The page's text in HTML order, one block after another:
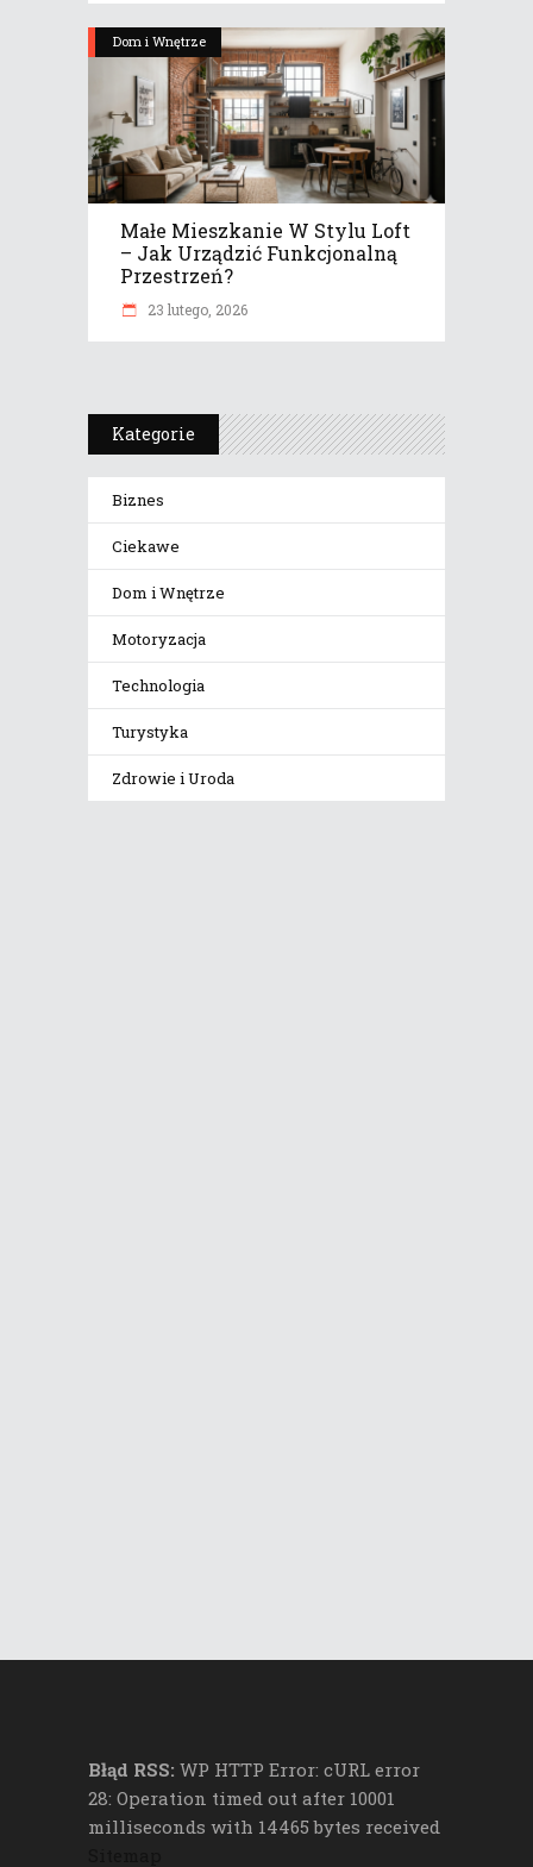
Dom i Wnętrze
Małe Mieszkanie W Stylu Loft
– Jak Urządzić Funkcjonalną
Przestrzeń?
23 lutego, 2026
Kategorie
Biznes
Ciekawe
Dom i Wnętrze
Motoryzacja
Technologia
Turystyka
Zdrowie i Uroda
Błąd RSS: WP HTTP Error: cURL error
28: Operation timed out after 10001
milliseconds with 14465 bytes received